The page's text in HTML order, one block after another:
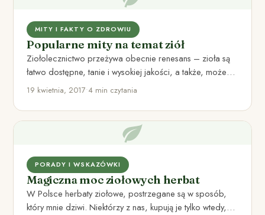
MITY I FAKTY O ZDROWIU
Popularne mity na temat ziół
Ziołolecznictwo przeżywa obecnie renesans – zioła są
łatwo dostępne, tanie i wysokiej jakości, a także, możemy
łatwo znaleźć…
19 kwietnia, 2017•4 min czytania
PORADY I WSKAZÓWKI
Magiczna moc ziołowych herbat
W Polsce herbaty ziołowe, postrzegane są w sposób,
który mnie dziwi. Niektórzy z nas, kupują je tylko wtedy,…